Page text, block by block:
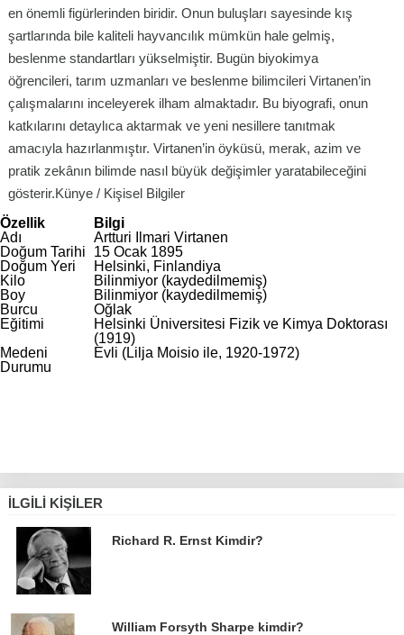
en önemli figürlerinden biridir. Onun buluşları sayesinde kış
şartlarında bile kaliteli hayvancılık mümkün hale gelmiş,
beslenme standartları yükselmiştir. Bugün biyokimya
öğrencileri, tarım uzmanları ve beslenme bilimcileri Virtanen’in
çalışmalarını inceleyerek ilham almaktadır. Bu biyografi, onun
katkılarını detaylıca aktarmak ve yeni nesillere tanıtmak
amacıyla hazırlanmıştır. Virtanen’in öyküsü, merak, azim ve
pratik zekânın bilimde nasıl büyük değişimler yaratabileceğini
gösterir.Künye / Kişisel Bilgiler
Özellik
Bilgi
Adı
Artturi Ilmari Virtanen
Doğum Tarihi
15 Ocak 1895
Doğum Yeri
Helsinki, Finlandiya
Kilo
Bilinmiyor (kaydedilmemiş)
Boy
Bilinmiyor (kaydedilmemiş)
Burcu
Oğlak
Eğitimi
Helsinki Üniversitesi Fizik ve Kimya Doktorası
(1919)
Medeni
Durumu
Evli (Lilja Moisio ile, 1920-1972)
İLGILI KIŞILER
Richard R. Ernst Kimdir?
William Forsyth Sharpe kimdir?